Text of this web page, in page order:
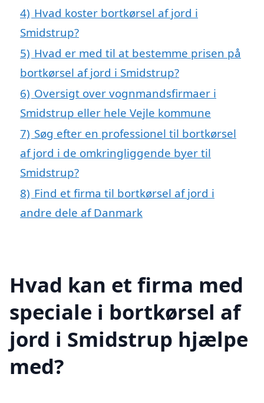
4) Hvad koster bortkørsel af jord i
Smidstrup?
5) Hvad er med til at bestemme prisen på
bortkørsel af jord i Smidstrup?
6) Oversigt over vognmandsfirmaer i
Smidstrup eller hele Vejle kommune
7) Søg efter en professionel til bortkørsel
af jord i de omkringliggende byer til
Smidstrup?
8) Find et firma til bortkørsel af jord i
andre dele af Danmark
Hvad kan et firma med
speciale i bortkørsel af
jord i Smidstrup hjælpe
med?